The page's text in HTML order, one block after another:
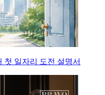
첫 일자리 도전 설명서